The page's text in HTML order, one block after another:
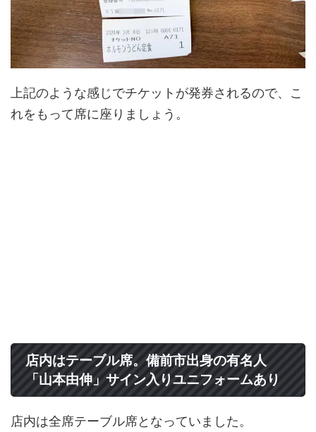
上記のような感じでチケットが発券されるので、こ
れをもって席に座りましょう。
店内はテーブル席。備前市出身の有名人
「山本由伸」サイン入りユニフォームあり
店内は全席テーブル席となっていました。